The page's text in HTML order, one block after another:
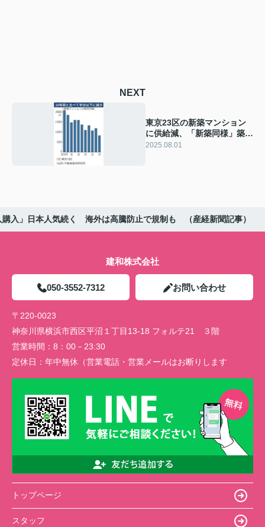
NEXT
東京23区の新築マンション
に供給減、「新築同様」築浅
リノベに代替需要（日経新
2025.08.01
購入」日本人気続く 海外は高騰防止で規制も （産経新聞記事）
建和株式会社
050-3552-7312 お問い合わせ
〒220-0023
神奈川県横浜市西区平沼１丁目13-18 フォルテ21 ３階
営業時間： 8：00－23:30
定休日： 年中無休（営業電話・営業メールはお断りします
トップページ
スタッフ